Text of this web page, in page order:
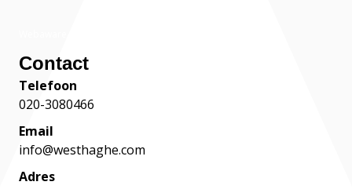
Contact
Telefoon
020-3080466
Email
info@westhaghe.com
Adres